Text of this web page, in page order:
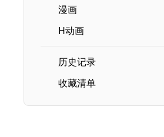
漫画
H动画
历史记录
收藏清单